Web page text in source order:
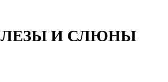
СЛЕЗЫ И СЛЮНЫ